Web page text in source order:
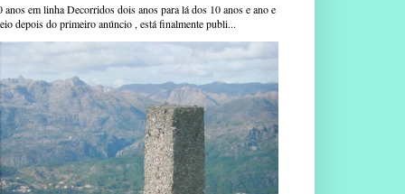
anos em linha Decorridos dois anos para lá dos 10 anos e ano e
depois do primeiro anúncio , está finalmente publi...